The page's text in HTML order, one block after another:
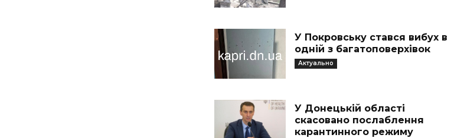
У Покровську стався вибух в
одній з багатоповерхівок
Актуально
У Донецькій області
скасовано послаблення
карантинного режиму